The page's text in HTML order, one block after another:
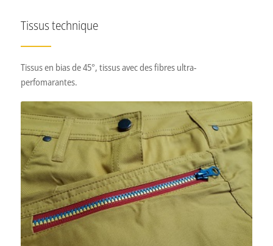
Tissus technique
Tissus en bias de 45°, tissus avec des fibres ultra-
perfomarantes.